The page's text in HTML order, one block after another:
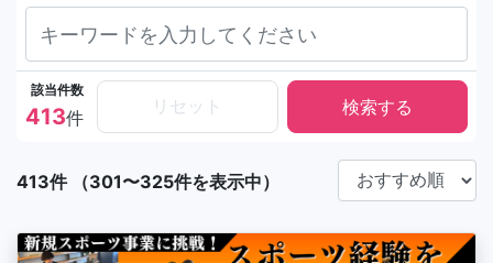
該当件数
413件
リセット
413件 （301〜325件を表示中）